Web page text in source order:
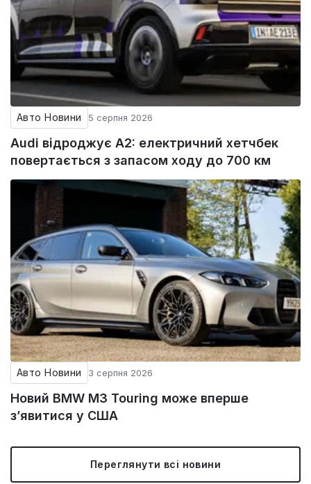
Авто Новини 5 серпня 2026
Audi відроджує A2: електричний хетчбек
повертається з запасом ходу до 700 км
Авто Новини 3 серпня 2026
Новий BMW M3 Touring може вперше
з’явитися у США
Переглянути всі новини